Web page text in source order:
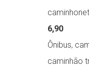
6,90
Ônibus,
caminhão